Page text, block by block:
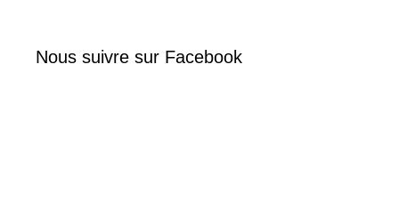
Nous suivre sur Facebook